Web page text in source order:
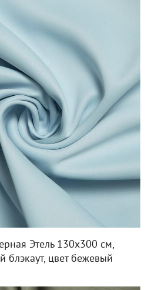
Этель 130х300 см,
блэкаут, цвет бежевый